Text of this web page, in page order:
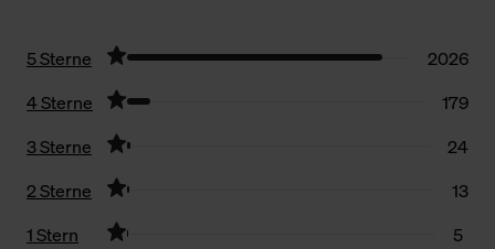
5 Sterne
2026
4 Sterne
179
3 Sterne
24
2 Sterne
13
1 Stern
5